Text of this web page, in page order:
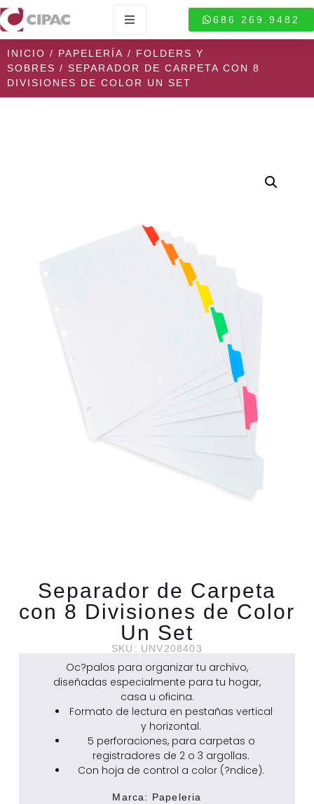
686 269.9482
INICIO / PAPELERÍA / FOLDERS Y
SOBRES / SEPARADOR DE CARPETA CON 8
DIVISIONES DE COLOR UN SET
Separador de Carpeta
con 8 Divisiones de Color
Un Set
SKU: UNV208403
Oc?palos para organizar tu archivo,
diseñadas especialmente para tu hogar,
casa u oficina.
Formato de lectura en pestañas vertical
y horizontal.
5 perforaciones, para carpetas o
registradores de 2 o 3 argollas.
Con hoja de control a color (?ndice).
Marca: Papeleria